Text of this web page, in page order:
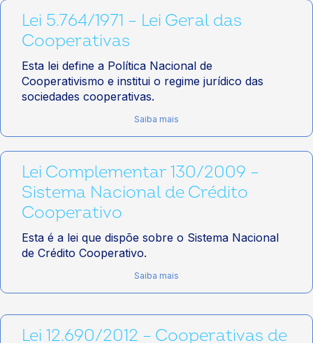
Lei 5.764/1971 – Lei Geral das
Cooperativas
Esta lei define a Política Nacional de
Cooperativismo e institui o regime jurídico das
sociedades cooperativas.
Saiba mais
Lei Complementar 130/2009 –
Sistema Nacional de Crédito
Cooperativo
Esta é a lei que dispõe sobre o Sistema Nacional
de Crédito Cooperativo.
Saiba mais
Lei 12.690/2012 – Cooperativas de